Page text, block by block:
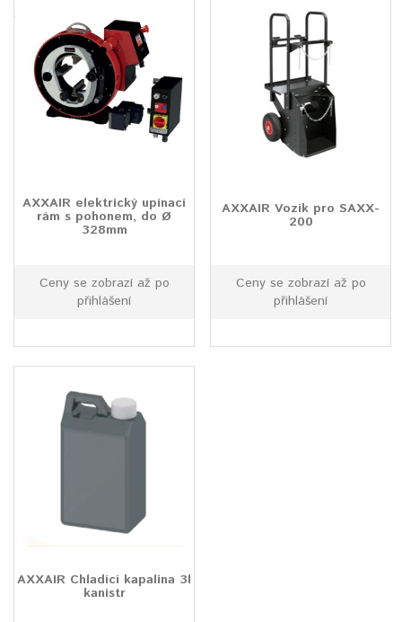
AXXAIR elektrický upínací
rám s pohonem, do Ø
328mm
Ceny se zobrazí až po
přihlášení
AXXAIR Vozík pro SAXX-
200
Ceny se zobrazí až po
přihlášení
AXXAIR Chladící kapalina 3l
kanistr